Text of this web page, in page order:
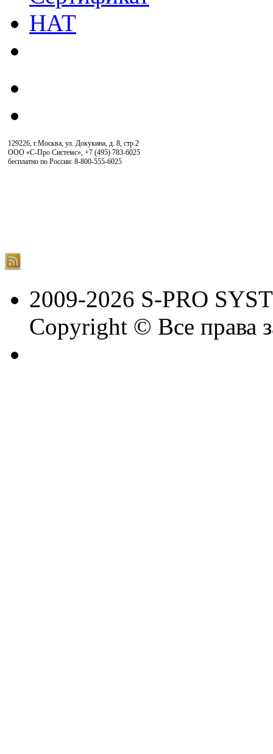
129226, г.Москва, ул. Докукина, д. 8, стр.2
ООО «С-Про Системс», +7 (495) 783-6025
бесплатно по России: 8-800-555-6025
2009-2026 S-PRO
Copyright © Все права